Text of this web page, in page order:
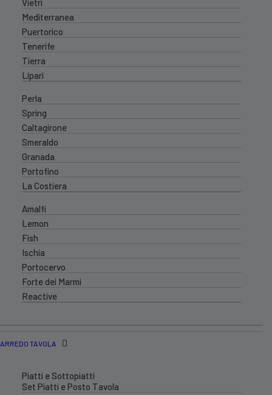
Vietri
Mediterranea
Puertorico
Tenerife
Tierra
Lipari
Perla
Spring
Caltagirone
Smeraldo
Granada
Portofino
La Costiera
Amalfi
Lemon
Fish
Ischia
Portocervo
Forte dei Marmi
Reactive
ARREDO TAVOLA
Piatti e Sottopiatti
Set Piatti e Posto Tavola